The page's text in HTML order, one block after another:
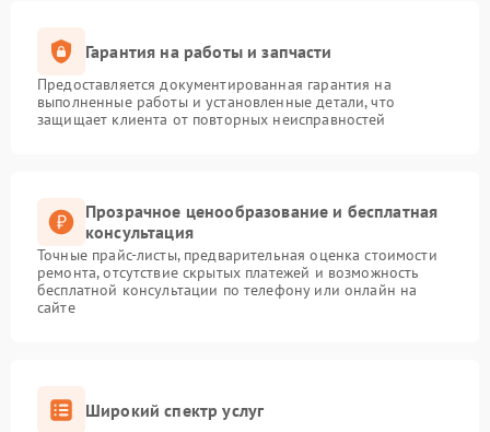
Гарантия на работы и запчасти
Предоставляется документированная гарантия на
выполненные работы и установленные детали, что
защищает клиента от повторных неисправностей
Прозрачное ценообразование и бесплатная
консультация
Точные прайс-листы, предварительная оценка стоимости
ремонта, отсутствие скрытых платежей и возможность
бесплатной консультации по телефону или онлайн на
сайте
Широкий спектр услуг